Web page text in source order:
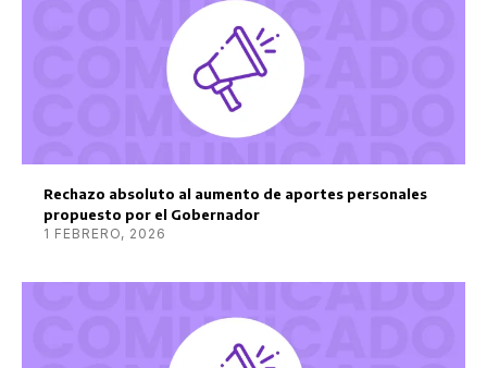
Rechazo absoluto al aumento de aportes personales
propuesto por el Gobernador
1 FEBRERO, 2026